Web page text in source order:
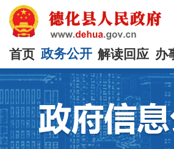
首页 政务公开 解读回应 办